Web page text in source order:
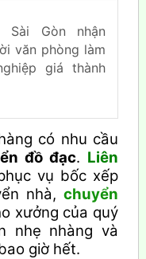
Sài Gòn nhận
văn phòng làm
giá thành
có nhu cầu
đồ đạc. Liên
vụ bốc xếp
nhà,chuyển
xưởng của quý
nhẹ nhàng và
giờ hết.